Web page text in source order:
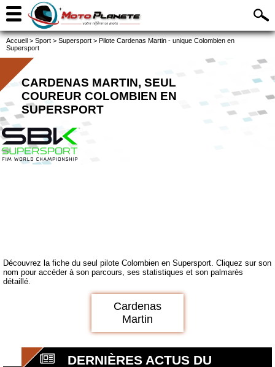
Accueil > Sport > Supersport > Pilote Cardenas Martin - unique Colombien en
Supersport
CARDENAS MARTIN, SEUL
COUREUR COLOMBIEN EN
SUPERSPORT
Découvrez la fiche du seul pilote Colombien en Supersport. Cliquez sur son
nom pour accéder à son parcours, ses statistiques et son palmarès
détaillé.
Cardenas
Martin
DERNIÈRES ACTUS DU